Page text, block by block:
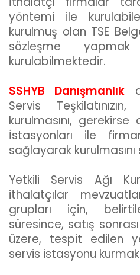
yöntemi ile
kurulmuş olan TSE
sözleşme
kurulabilmektedir.
SSHYB Danışmanlık
Servis
kurulmasını,
İstasyonları ile
sağlayarak
Yetkili Servis Ağı
ithalatçılar
grupları için,
süresince, satış
üzere, tespit edilen
servis istasyonu